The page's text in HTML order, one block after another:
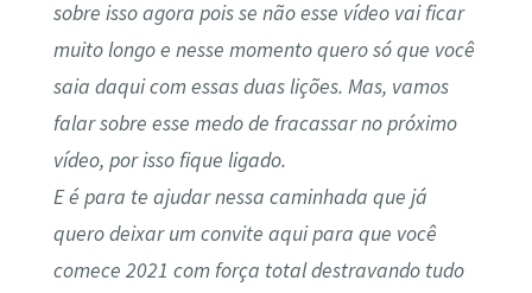
sobre isso agora pois se não esse vídeo vai ficar
muito longo e nesse momento quero só que você
saia daqui com essas duas lições. Mas, vamos
falar sobre esse medo de fracassar no próximo
vídeo, por isso fique ligado.
E é para te ajudar nessa caminhada que já
quero deixar um convite aqui para que você
comece 2021 com força total destravando tudo